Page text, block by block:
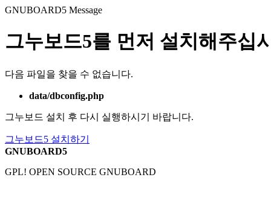
GNUBOARD5 Message
그누보드5를 먼저 설치해주십
다음 파일을 찾을 수 없습니다.
data/dbconfig.php
그누보드 설치 후 다시 실행하시기 바랍니다.
그누보드5 설치하기
GNUBOARD5
GPL! OPEN SOURCE GNUBOARD